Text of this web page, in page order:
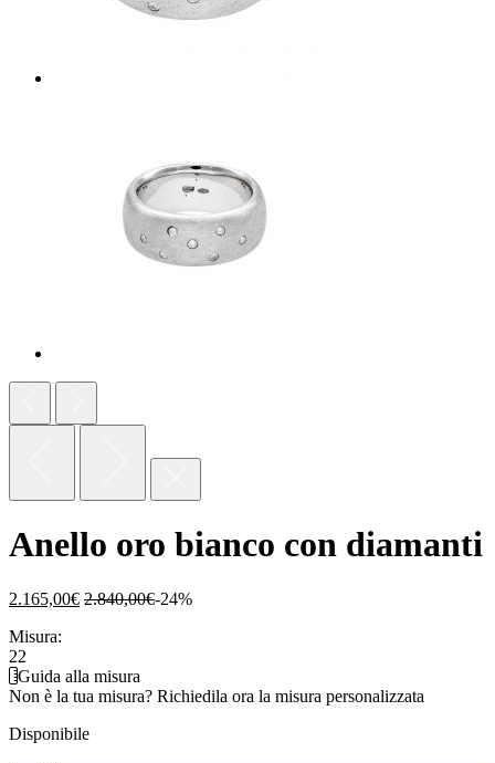
Anello oro bianco con diamanti
2.165,00€ 2.840,00€-24%
Misura:
22
Guida alla misura
Non è la tua misura? Richiedila ora la misura personalizzata
Disponibile